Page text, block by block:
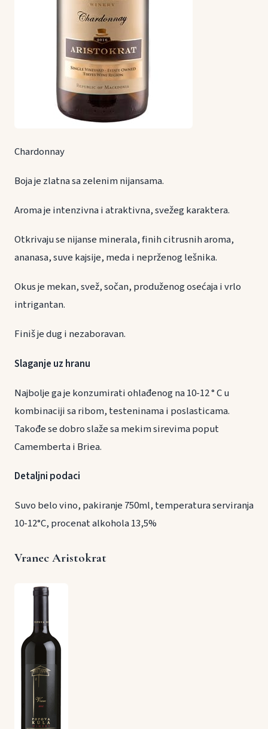
Chardonnay
Boja je zlatna sa zelenim nijansama.
Aroma je intenzivna i atraktivna, svežeg karaktera.
Otkrivaju se nijanse minerala, finih citrusnih aroma,
ananasa, suve kajsije, meda i neprženog lešnika.
Okus je mekan, svež, sočan, produženog osećaja i vrlo
intrigantan.
Finiš je dug i nezaboravan.
Slaganje uz hranu
Najbolje ga je konzumirati ohlađenog na 10-12 ° C u
kombinaciji sa ribom, testeninama i poslasticama.
Takođe se dobro slaže sa mekim sirevima poput
Camemberta i Briea.
Detaljni podaci
Suvo belo vino, pakiranje 750ml, temperatura serviranja
10-12°C, procenat alkohola 13,5%
Vranec Aristokrat